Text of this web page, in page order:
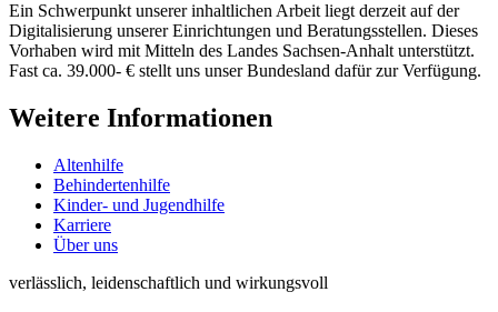
Ein Schwerpunkt unserer inhaltlichen Arbeit liegt derzeit auf der
Digitalisierung unserer Einrichtungen und Beratungsstellen. Dieses
Vorhaben wird mit Mitteln des Landes Sachsen-Anhalt unterstützt.
Fast ca. 39.000- € stellt uns unser Bundesland dafür zur Verfügung.
Weitere Informationen
Altenhilfe
Behindertenhilfe
Kinder- und Jugendhilfe
Karriere
Über uns
verlässlich, leidenschaftlich und wirkungsvoll